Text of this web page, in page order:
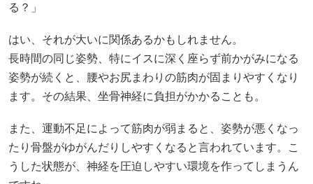
る？」
はい、それが大いに関係あるかもしれません。
長時間の同じ姿勢、特にイスに深く座らず前かがみになる
姿勢が続くと、腰やお尻まわりの筋肉が固まりやすくなり
ます。その結果、坐骨神経に負担がかかることも。
また、運動不足によって筋肉が弱まると、姿勢が悪くなっ
たり骨盤がゆがんだりしやすくなると言われています。こ
うした状態が、神経を圧迫しやすい環境を作ってしまうん